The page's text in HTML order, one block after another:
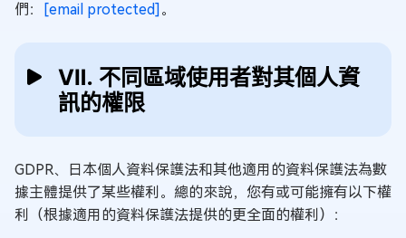
們：
[email protected] 。
Ⅶ. 不同區域使用者對其個人資
訊的權限
GDPR、日本個人資料保護法和其他適用的資料保護法為數
據主體提供了某些權利。總的來說，您有或可能擁有以下權
利（根據適用的資料保護法提供的更全面的權利）：